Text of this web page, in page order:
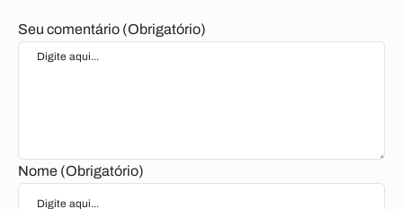
Seu comentário (Obrigatório)
Nome (Obrigatório)